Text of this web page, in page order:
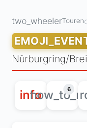
two_wheelerTouren
Nürburgring/
info 6